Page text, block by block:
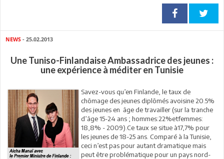
NEWS - 25.02.2013
Une Tuniso-Finlandaise Ambassadrice des jeunes :
une expérience à méditer en Tunisie
Savez-vous qu’en Finlande, le taux de
chômage des jeunes diplômés avoisine 20.5%
des jeunes en âge de travailler (sur la tranche
d’âge 15-24 ans ; hommes:22%etfemmes:
18,8% - 2009).Ce taux se situe à17,7% pour
les jeunes de 18-25 ans. Comparé à la Tunisie,
ceci n’est pas pour autant dramatique mais
peut être problématique pour un pays nord-